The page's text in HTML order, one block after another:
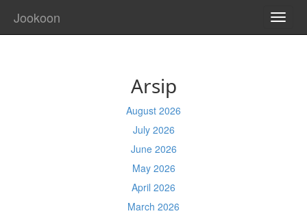
Jookoon
Arsip
August 2026
July 2026
June 2026
May 2026
April 2026
March 2026